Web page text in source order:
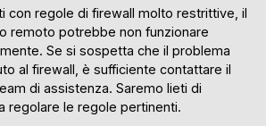
con regole di firewall molto restrittive, il
remoto potrebbe non funzionare
Se si sospetta che il problema
al firewall, è sufficiente contattare il
di assistenza. Saremo lieti di
regolare le regole pertinenti.